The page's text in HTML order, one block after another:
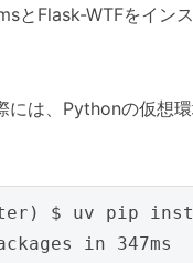
とFlask-WTFをイン
には、Pythonの仮想
$ uv pip
in 347ms